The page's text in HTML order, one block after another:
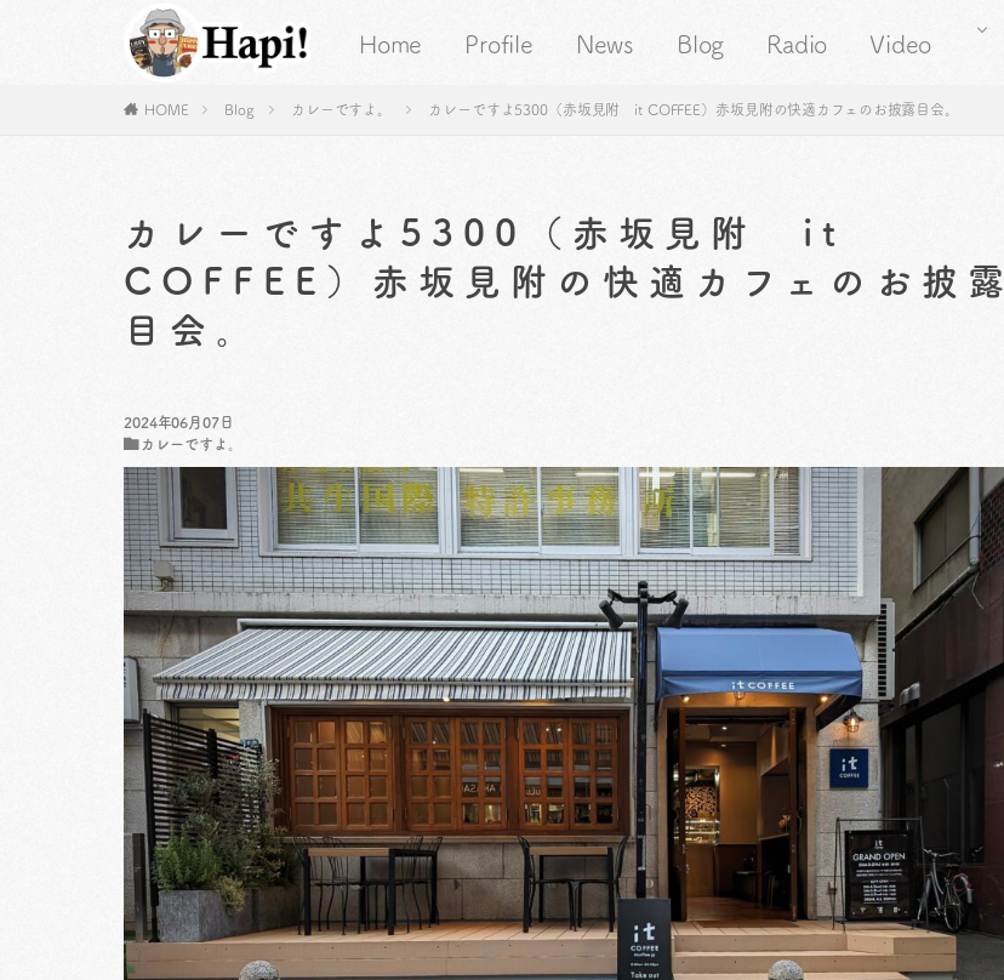
Home Profile News Blog Radio Video
HOME Blog カレーですよ。 カレーですよ5300（赤坂見附 it COFFEE）赤坂見附の快適カフェのお披露目会。
カレーですよ5300（赤坂見附 it
COFFEE）赤坂見附の快適カフェのお披露
目会。
2024年06月07日
カレーですよ。